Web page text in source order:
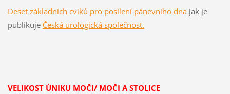
Deset základních cviků pro posílení pánevního dnajak je
publikuje Česká urologická společnost.
VELIKOST ÚNIKU MOČI/ MOČI A STOLICE